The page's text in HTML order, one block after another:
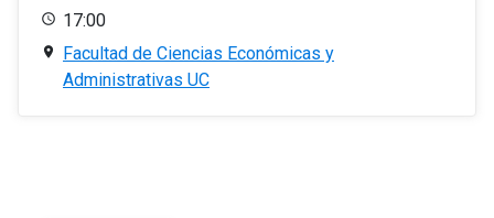
17:00
Facultad de Ciencias Económicas y
Administrativas UC